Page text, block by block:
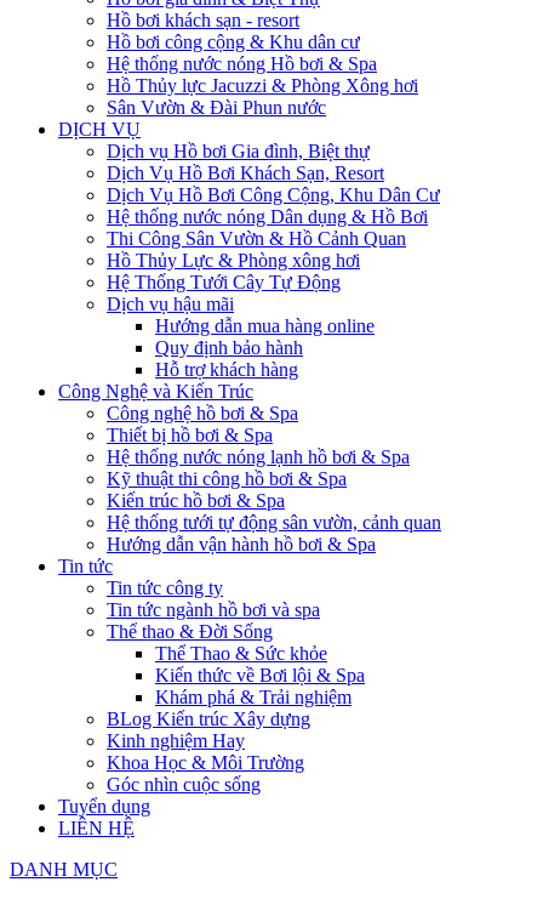
Hồ bơi khách sạn - resort
Hồ bơi công cộng & Khu dân cư
Hệ thống nước nóng Hồ bơi & Spa
Hồ Thủy lực Jacuzzi & Phòng Xông hơi
Sân Vườn & Đài Phun nước
DỊCH VỤ
Dịch vụ Hồ bơi Gia đình, Biệt thự
Dịch Vụ Hồ Bơi Khách Sạn, Resort
Dịch Vụ Hồ Bơi Công Cộng, Khu Dân Cư
Hệ thống nước nóng Dân dụng & Hồ Bơi
Thi Công Sân Vườn & Hồ Cảnh Quan
Hồ Thủy Lực & Phòng xông hơi
Hệ Thống Tưới Cây Tự Động
Dịch vụ hậu mãi
Hướng dẫn mua hàng online
Quy định bảo hành
Hỗ trợ khách hàng
Công Nghệ và Kiến Trúc
Công nghệ hồ bơi & Spa
Thiết bị hồ bơi & Spa
Hệ thống nước nóng lạnh hồ bơi & Spa
Kỹ thuật thi công hồ bơi & Spa
Kiến trúc hồ bơi & Spa
Hệ thống tưới tự động sân vườn, cảnh quan
Hướng dẫn vận hành hồ bơi & Spa
Tin tức
Tin tức công ty
Tin tức ngành hồ bơi và spa
Thể thao & Đời Sống
Thể Thao & Sức khỏe
Kiến thức về Bơi lội & Spa
Khám phá & Trải nghiệm
BLog Kiến trúc Xây dựng
Kinh nghiệm Hay
Khoa Học & Môi Trường
Góc nhìn cuộc sống
Tuyển dụng
LIÊN HỆ
DANH MỤC